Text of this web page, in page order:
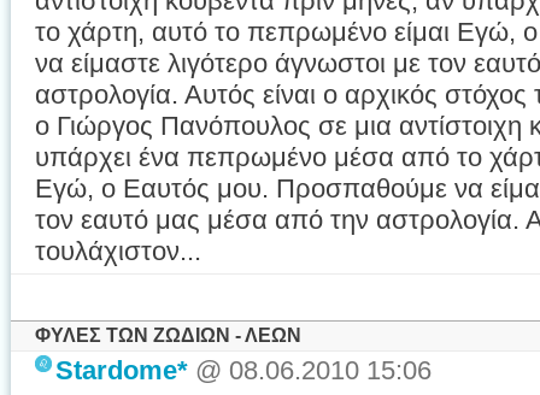
το χάρτη, αυτό το πεπρωμένο είμαι
να είμαστε λιγότερο άγνωστοι με τον
αστρολογία. Αυτός είναι ο αρχικός
ο Γιώργος Πανόπουλος σε μια αντίστοιχη
υπάρχει ένα πεπρωμένο μέσα από το
Εγώ, ο Εαυτός μου. Προσπαθούμε να
τον εαυτό μας μέσα από την αστρολογία.
τουλάχιστον...
ΦΥΛΕΣ ΤΩΝ ΖΩΔΙΩΝ - ΛΕΩΝ
Stardome* @ 08.06.2010 15:06